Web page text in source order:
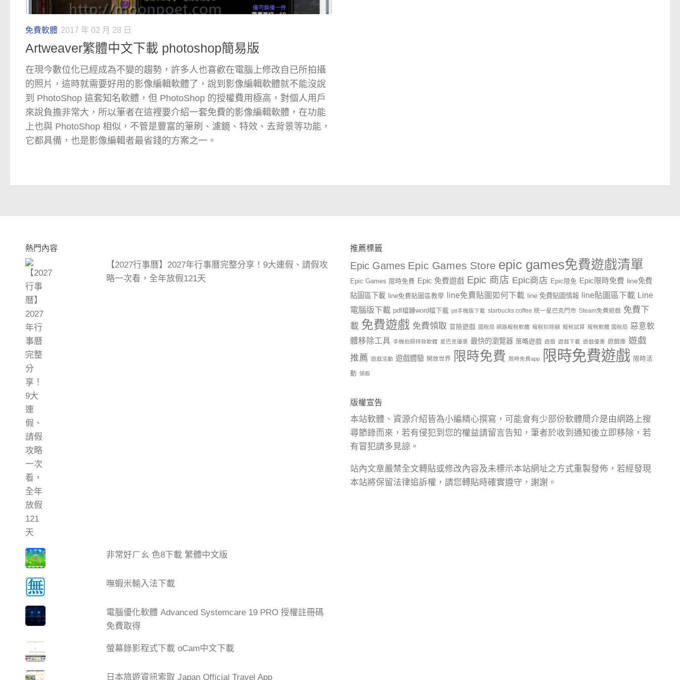
免費軟體 2017 年 02 月 28 日
Artweaver繁體中文下載 photoshop簡易版
在現今數位化已經成為不變的趨勢，許多人也喜歡在電腦上修改自已所拍攝
的照片，這時就需要好用的影像編輯軟體了，說到影像編輯軟體就不能沒說
到 PhotoShop 這套知名軟體，但 PhotoShop 的授權費用極高，對個人用戶
來說負擔非常大，所以筆者在這裡要介紹一套免費的影像編輯軟體，在功能
上也與 PhotoShop 相似，不管是豐富的筆刷、濾鏡、特效、去背景等功能，
它都具備，也是影像編輯者最省錢的方案之一。
熱門內容
【2027行事曆】2027年行事曆完整分享！9大連假、請假攻
略一次看，全年放假121天
非常好ㄏㄠ 色8下載 繁體中文版
嘸蝦米輸入法下載
電腦優化軟體 Advanced Systemcare 19 PRO 授權註冊碼
免費取得
螢幕錄影程式下載 oCam中文下載
日本旅遊資訊索取 Japan Official Travel App
推薦標籤
Epic Games Epic Games Store epic games免費遊戲清單
Epic Games 限時免費 Epic 免費遊戲 Epic 商店 Epic商店 Epic限免 Epic限時免費 line免費
貼圖區下載
line免費貼圖區教學 line免費貼圖如何下載 line 免費貼圖情報 line貼圖區下載 Line
電腦版下載 pdf檔轉word檔下載 ptt手機版下載 starbucks coffee 統一星巴克門市 Steam免費遊戲 免費下
載 免費遊戲 免費領取 冒險遊戲 國稅局 網路報稅軟體 報稅扣除額 報稅試算 報稅軟體 國稅局 惡意軟
體移除工具 手機拍照特效軟體 星巴克優惠 最快的瀏覽器 策略遊戲 遊戲 遊戲下載 遊戲優惠 遊戲庫 遊戲
推薦 遊戲活動 遊戲體驗 開放世界 限時免費 限時免費app 限時免費遊戲 限時活
動 領取
版權宣告
本站軟體、資源介紹皆為小編精心撰寫，可能會有少部份軟體簡介是由網路上搜
尋節錄而來，若有侵犯到您的權益請留言告知，筆者於收到通知後立即移除，若
有冒犯請多見諒。
站內文章嚴禁全文轉貼或修改內容及未標示本站網址之方式重製發佈，若經發現
本站將保留法律追訴權，請您轉貼時確實遵守，謝謝。